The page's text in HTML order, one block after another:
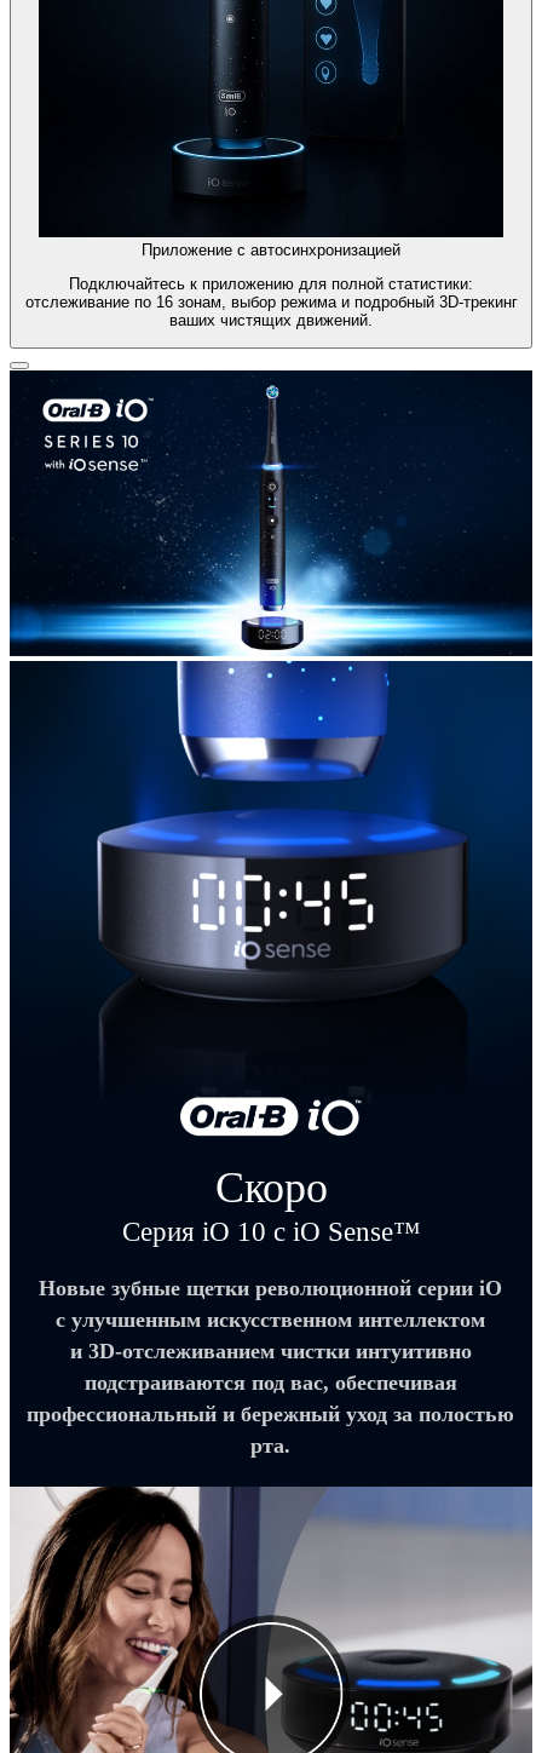
Приложение с автосинхронизацией
Подключайтесь к приложению для полной статистики:
отслеживание по 16 зонам, выбор режима и подробный 3D-трекинг
ваших чистящих движений.
Скоро
Серия iO 10 с iO Sense™
Новые зубные щетки революционной серии iO
с улучшенным искусственном интеллектом
и 3D-отслеживанием чистки интуитивно
подстраиваются под вас, обеспечивая
профессиональный и бережный уход за полостью
рта.